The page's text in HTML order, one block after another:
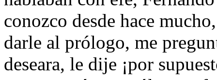
conozco desde hace
darle al prólogo, me
deseara, le dije ¡por